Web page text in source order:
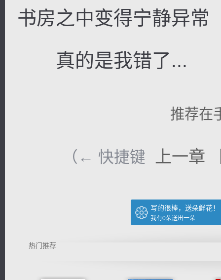
书房之中变得宁静异常
真的是我错了...
推荐在
（← 快捷键 上一章
写的很棒，送朵鲜花！
我有0朵送出一朵
热门推荐